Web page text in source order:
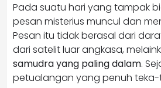
Pada suatu hari yang tampak
pesan misterius muncul dan
Pesan itu tidak berasal dari
dari satelit luar angkasa,
samudra yang paling dalam.
petualangan yang penuh teka-